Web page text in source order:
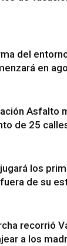
del
en
Asfalto
de 25
jugará los
de su
recorrió
a los